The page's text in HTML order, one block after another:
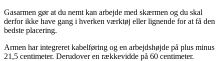
Gasarmen gør at du nemt kan arbejde med skærmen og du skal
derfor ikke have gang i hverken værktøj eller lignende for at få den
bedste placering.
Armen har integreret kabelføring og en arbejdshøjde på plus minus
21,5 centimeter. Derudover en rækkevidde på 60 centimeter.